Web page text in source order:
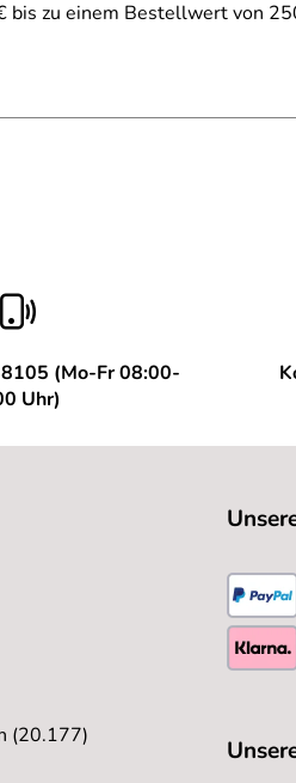
bis zu einem Bestellwert von
(Mo-Fr 08:00-
Uhr)
(20.177)